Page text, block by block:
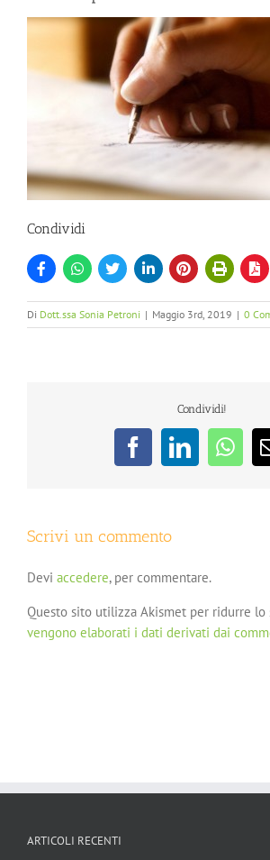
Condividi
Di Dott.ssa Sonia Petroni | Maggio 3rd, 2019 | 0
Condividi!
FacebookLinkedIn
Scrivi un commento
Devi accedere, per commentare.
Questo sito utilizza Akismet per ridurre lo
vengono elaborati i dati derivati dai
ARTICOLI RECENTI